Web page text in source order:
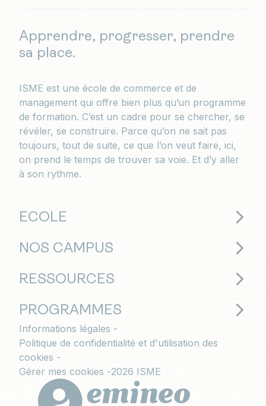
Apprendre, progresser, prendre
sa place.
ISME est une école de commerce et de
management qui offre bien plus qu’un programme
de formation. C’est un cadre pour se chercher, se
révéler, se construire. Parce qu’on ne sait pas
toujours, tout de suite, ce que l’on veut faire, ici,
on prend le temps de trouver sa voie. Et d’y aller
à son rythme.
ECOLE
NOS CAMPUS
RESSOURCES
PROGRAMMES
Informations légales
Politique de confidentialité et d'utilisation des
cookies
Gérer mes cookies
2026 ISME